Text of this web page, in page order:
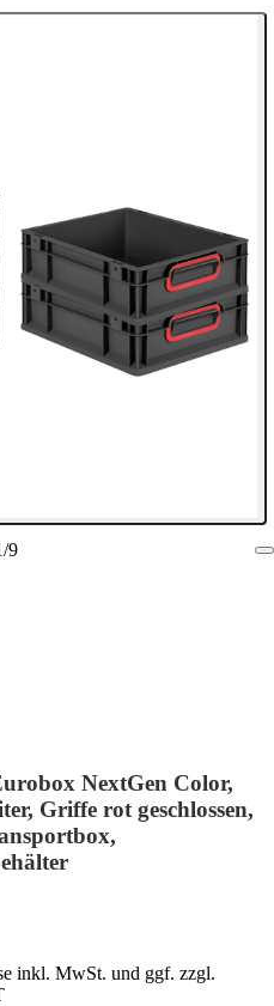
/9
NextGen Color,
Griffe rot geschlossen,
inkl. MwSt. und ggf. zzgl.